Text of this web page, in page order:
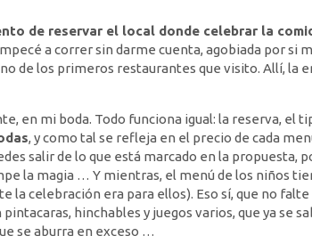
de reservar el local donde celebrar la
a correr sin darme cuenta, agobiada por si
de los primeros restaurantes que visito. Allí, la
en mi boda. Todo funciona igual: la reserva, el
, y como tal se refleja en el precio de cada
salir de lo que está marcado en la propuesta,
la magia … Y mientras, el menú de los niños
la celebración era para ellos). Eso sí, que no
hinchables y juegos varios, que ya se
se aburra en exceso …